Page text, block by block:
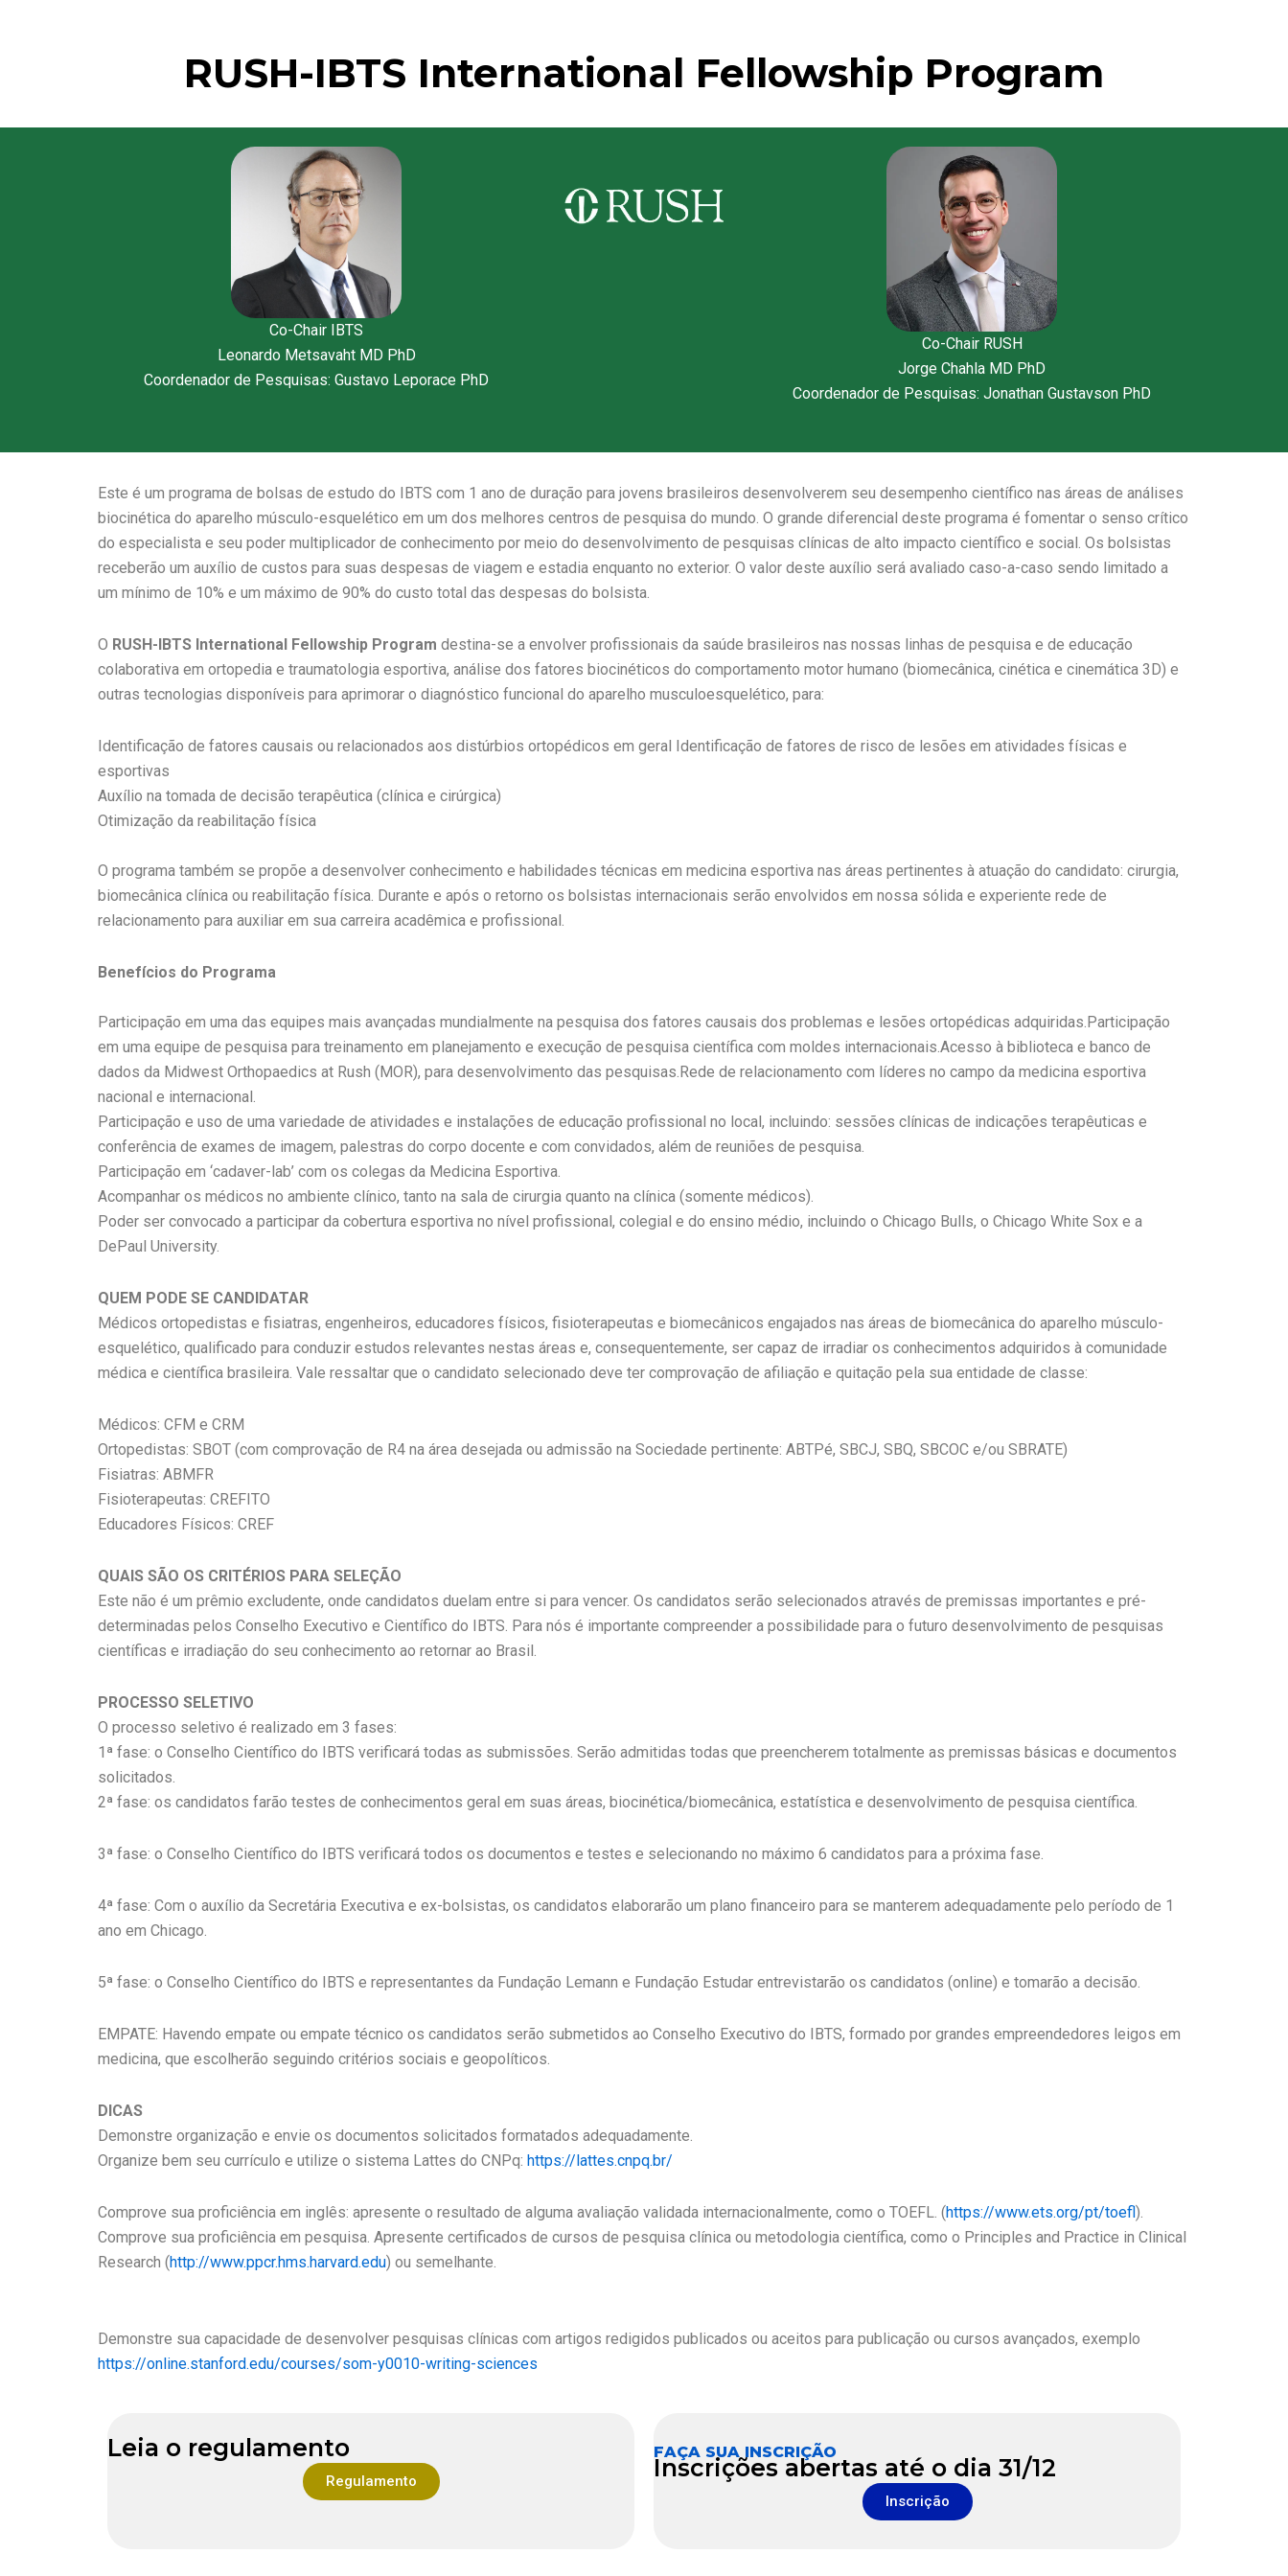
RUSH-IBTS International Fellowship Program
Co-Chair IBTS
Leonardo Metsavaht MD PhD
Coordenador de Pesquisas: Gustavo Leporace PhD
Co-Chair RUSH
Jorge Chahla MD PhD
Coordenador de Pesquisas: Jonathan Gustavson PhD
Este é um programa de bolsas de estudo do IBTS com 1 ano de duração para jovens brasileiros desenvolverem seu desempenho científico nas áreas de análises
biocinética do aparelho músculo-esquelético em um dos melhores centros de pesquisa do mundo. O grande diferencial deste programa é fomentar o senso crítico
do especialista e seu poder multiplicador de conhecimento por meio do desenvolvimento de pesquisas clínicas de alto impacto científico e social. Os bolsistas
receberão um auxílio de custos para suas despesas de viagem e estadia enquanto no exterior. O valor deste auxílio será avaliado caso-a-caso sendo limitado a
um mínimo de 10% e um máximo de 90% do custo total das despesas do bolsista.
O RUSH-IBTS International Fellowship Program destina-se a envolver profissionais da saúde brasileiros nas nossas linhas de pesquisa e de educação
colaborativa em ortopedia e traumatologia esportiva, análise dos fatores biocinéticos do comportamento motor humano (biomecânica, cinética e cinemática 3D) e
outras tecnologias disponíveis para aprimorar o diagnóstico funcional do aparelho musculoesquelético, para:
Identificação de fatores causais ou relacionados aos distúrbios ortopédicos em geral Identificação de fatores de risco de lesões em atividades físicas e
esportivas
Auxílio na tomada de decisão terapêutica (clínica e cirúrgica)
Otimização da reabilitação física
O programa também se propõe a desenvolver conhecimento e habilidades técnicas em medicina esportiva nas áreas pertinentes à atuação do candidato: cirurgia,
biomecânica clínica ou reabilitação física. Durante e após o retorno os bolsistas internacionais serão envolvidos em nossa sólida e experiente rede de
relacionamento para auxiliar em sua carreira acadêmica e profissional.
Benefícios do Programa
Participação em uma das equipes mais avançadas mundialmente na pesquisa dos fatores causais dos problemas e lesões ortopédicas adquiridas.Participação
em uma equipe de pesquisa para treinamento em planejamento e execução de pesquisa científica com moldes internacionais.Acesso à biblioteca e banco de
dados da Midwest Orthopaedics at Rush (MOR), para desenvolvimento das pesquisas.Rede de relacionamento com líderes no campo da medicina esportiva
nacional e internacional.
Participação e uso de uma variedade de atividades e instalações de educação profissional no local, incluindo: sessões clínicas de indicações terapêuticas e
conferência de exames de imagem, palestras do corpo docente e com convidados, além de reuniões de pesquisa.
Participação em ‘cadaver-lab’ com os colegas da Medicina Esportiva.
Acompanhar os médicos no ambiente clínico, tanto na sala de cirurgia quanto na clínica (somente médicos).
Poder ser convocado a participar da cobertura esportiva no nível profissional, colegial e do ensino médio, incluindo o Chicago Bulls, o Chicago White Sox e a
DePaul University.
QUEM PODE SE CANDIDATAR
Médicos ortopedistas e fisiatras, engenheiros, educadores físicos, fisioterapeutas e biomecânicos engajados nas áreas de biomecânica do aparelho músculo-
esquelético, qualificado para conduzir estudos relevantes nestas áreas e, consequentemente, ser capaz de irradiar os conhecimentos adquiridos à comunidade
médica e científica brasileira. Vale ressaltar que o candidato selecionado deve ter comprovação de afiliação e quitação pela sua entidade de classe:
Médicos: CFM e CRM
Ortopedistas: SBOT (com comprovação de R4 na área desejada ou admissão na Sociedade pertinente: ABTPé, SBCJ, SBQ, SBCOC e/ou SBRATE)
Fisiatras: ABMFR
Fisioterapeutas: CREFITO
Educadores Físicos: CREF
QUAIS SÃO OS CRITÉRIOS PARA SELEÇÃO
Este não é um prêmio excludente, onde candidatos duelam entre si para vencer. Os candidatos serão selecionados através de premissas importantes e pré-
determinadas pelos Conselho Executivo e Científico do IBTS. Para nós é importante compreender a possibilidade para o futuro desenvolvimento de pesquisas
científicas e irradiação do seu conhecimento ao retornar ao Brasil.
PROCESSO SELETIVO
O processo seletivo é realizado em 3 fases:
1ª fase: o Conselho Científico do IBTS verificará todas as submissões. Serão admitidas todas que preencherem totalmente as premissas básicas e documentos
solicitados.
2ª fase: os candidatos farão testes de conhecimentos geral em suas áreas, biocinética/biomecânica, estatística e desenvolvimento de pesquisa científica.
3ª fase: o Conselho Científico do IBTS verificará todos os documentos e testes e selecionando no máximo 6 candidatos para a próxima fase.
4ª fase: Com o auxílio da Secretária Executiva e ex-bolsistas, os candidatos elaborarão um plano financeiro para se manterem adequadamente pelo período de 1
ano em Chicago.
5ª fase: o Conselho Científico do IBTS e representantes da Fundação Lemann e Fundação Estudar entrevistarão os candidatos (online) e tomarão a decisão.
EMPATE: Havendo empate ou empate técnico os candidatos serão submetidos ao Conselho Executivo do IBTS, formado por grandes empreendedores leigos em
medicina, que escolherão seguindo critérios sociais e geopolíticos.
DICAS
Demonstre organização e envie os documentos solicitados formatados adequadamente.
Organize bem seu currículo e utilize o sistema Lattes do CNPq: https://lattes.cnpq.br/
Comprove sua proficiência em inglês: apresente o resultado de alguma avaliação validada internacionalmente, como o TOEFL. (https://www.ets.org/pt/toefl).
Comprove sua proficiência em pesquisa. Apresente certificados de cursos de pesquisa clínica ou metodologia científica, como o Principles and Practice in Clinical
Research (http://www.ppcr.hms.harvard.edu) ou semelhante.
Demonstre sua capacidade de desenvolver pesquisas clínicas com artigos redigidos publicados ou aceitos para publicação ou cursos avançados, exemplo
https://online.stanford.edu/courses/som-y0010-writing-sciences
Leia o regulamento
Regulamento
FAÇA SUA INSCRIÇÃO
Inscrições abertas até o dia 31/12
Inscrição